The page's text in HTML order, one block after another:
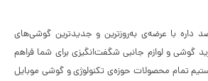
داره با عرضه‌ی به‌روزترین و جدیدترین گوشی‌های
گوشی و لوازم جانبی شگفت‌انگیزی برای شما فراهم
تمام محصولات حوزه‌ی تکنولوژی و گوشی موبایل